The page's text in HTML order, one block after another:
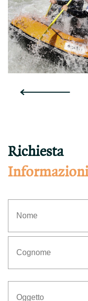
Richiesta
Informazioni
Nome